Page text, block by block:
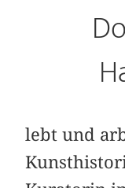
lebt und